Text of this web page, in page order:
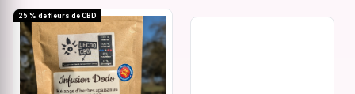
25 % de fleurs de CBD